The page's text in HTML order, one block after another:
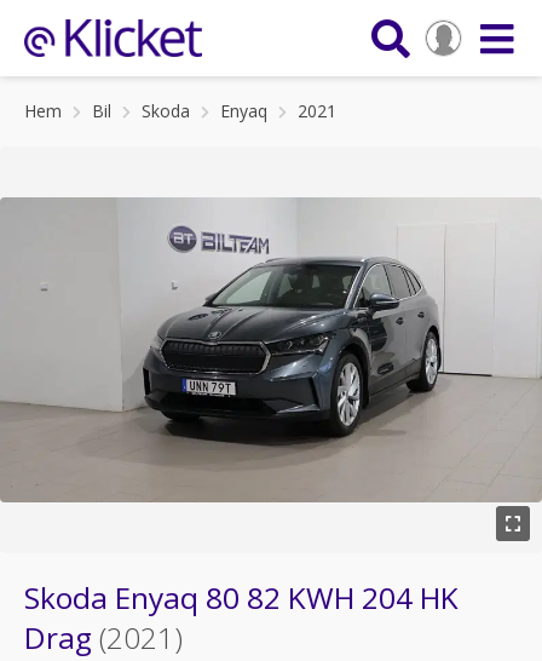
Hem Bil Skoda Enyaq 2021
Skoda Enyaq 80 82 KWH 204 HK
Drag (2021)